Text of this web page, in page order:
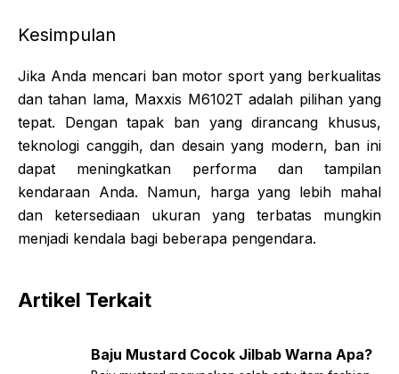
Kesimpulan
Jika Anda mencari ban motor sport yang berkualitas
dan tahan lama, Maxxis M6102T adalah pilihan yang
tepat. Dengan tapak ban yang dirancang khusus,
teknologi canggih, dan desain yang modern, ban ini
dapat meningkatkan performa dan tampilan
kendaraan Anda. Namun, harga yang lebih mahal
dan ketersediaan ukuran yang terbatas mungkin
menjadi kendala bagi beberapa pengendara.
Artikel Terkait
Baju Mustard Cocok Jilbab Warna Apa?